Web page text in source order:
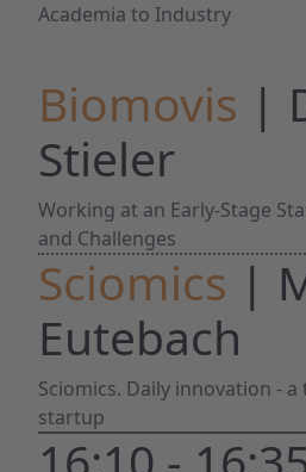
Academia to Industry
Biomovis |
Stieler
Working at an Early-Stage
and Challenges
Sciomics |
Eutebach
Sciomics. Daily innovation - a
startup